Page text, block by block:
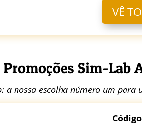
VÊ
Promoções Sim-Lab
a nossa escolha número um